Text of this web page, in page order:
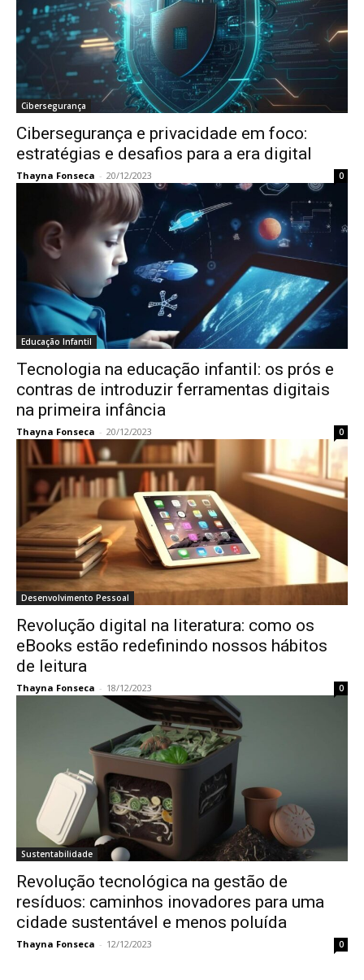
Cibersegurança
Cibersegurança e privacidade em foco:
estratégias e desafios para a era digital
Thayna Fonseca - 20/12/2023 0
Educação Infantil
Tecnologia na educação infantil: os prós e
contras de introduzir ferramentas digitais
na primeira infância
Thayna Fonseca - 20/12/2023 0
Desenvolvimento Pessoal
Revolução digital na literatura: como os
eBooks estão redefinindo nossos hábitos
de leitura
Thayna Fonseca - 18/12/2023 0
Sustentabilidade
Revolução tecnológica na gestão de
resíduos: caminhos inovadores para uma
cidade sustentável e menos poluída
Thayna Fonseca - 12/12/2023 0